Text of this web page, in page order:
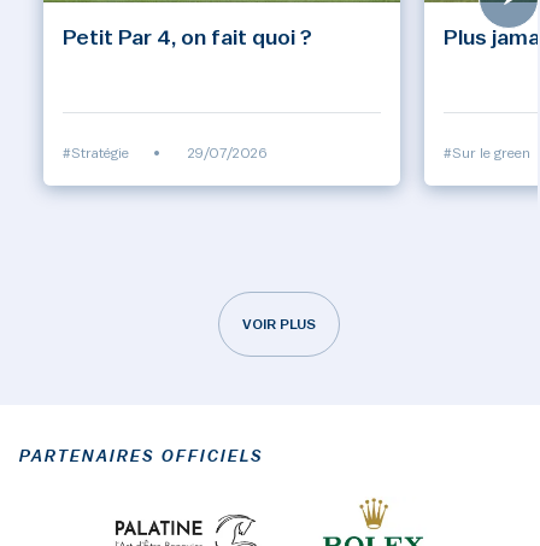
Petit Par 4, on fait quoi ?
#Stratégie • 29/07/2026
Plus
#Sur le green
VOIR PLUS
PARTENAIRES OFFICIELS